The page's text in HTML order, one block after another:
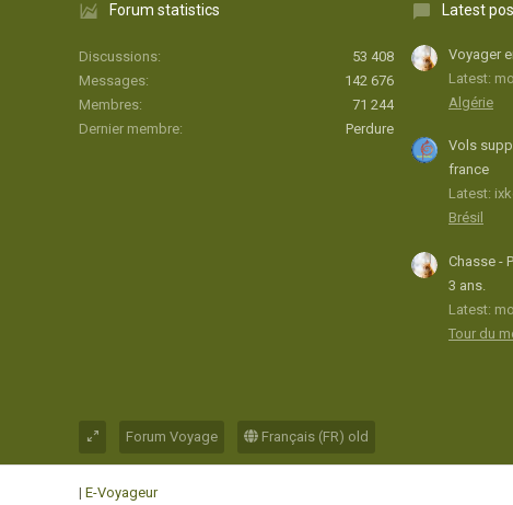
Forum statistics
Discussions
53 408
Messages
142 676
Membres
71 244
Dernier membre
Perdure
Latest
Voyager
Latest:
Algérie
Vols
france
Latest:
Brésil
Chasse -
3 ans.
Latest:
Tour du
Forum Voyage Français (FR) old
| E-Voyageur